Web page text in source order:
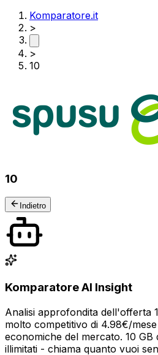
Komparatore.it
>
>
10
10
Indietro
Komparatore AI Insight
Analisi approfondita dell'offerta
molto competitivo di 4.98€/
economiche del mercato. 10
illimitati - chiama quanto vuoi